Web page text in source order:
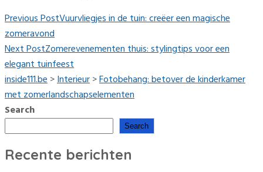
Previous PostVuurvliegjes in de tuin: creëer een magische
zomeravond
Next PostZomerevenementen thuis: stylingtips voor een
elegant tuinfeest
inside111.be>Interieur>Fotobehang: betover de kinderkamer
met zomerlandschapselementen
Search
Search
Recente berichten